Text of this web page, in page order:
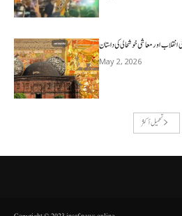
انقلاب اور معاشی خوشحالی کی داستان
May 2, 2026
تحميل أكثر